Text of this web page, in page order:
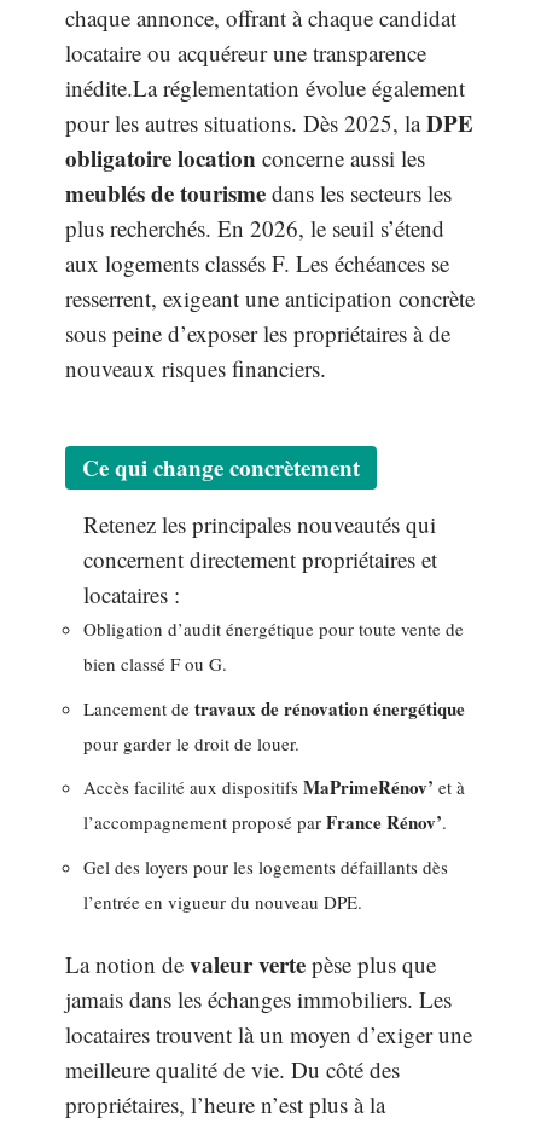
chaque annonce, offrant à chaque candidat
locataire ou acquéreur une transparence
inédite.La réglementation évolue également
pour les autres situations. Dès 2025, laDPE
obligatoire location concerne aussi les
meublés de tourisme dans les secteurs les
plus recherchés. En 2026, le seuil s’étend
aux logements classés F. Les échéances se
resserrent, exigeant une anticipation concrète
sous peine d’exposer les propriétaires à de
nouveaux risques financiers.
Ce qui change concrètement
Retenez les principales nouveautés qui
concernent directement propriétaires et
locataires :
Obligation d’audit énergétique pour toute vente de
bien classé F ou G.
Lancement de travaux de rénovation énergétique
pour garder le droit de louer.
Accès facilité aux dispositifs MaPrimeRénov’ et à
l’accompagnement proposé par France Rénov’.
Gel des loyers pour les logements défaillants dès
l’entrée en vigueur du nouveau DPE.
La notion de valeur verte pèse plus que
jamais dans les échanges immobiliers. Les
locataires trouvent là un moyen d’exiger une
meilleure qualité de vie. Du côté des
propriétaires, l’heure n’est plus à la